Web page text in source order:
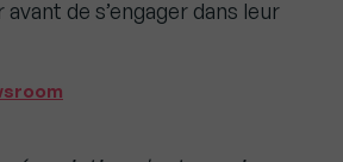
de s’engager dans leur